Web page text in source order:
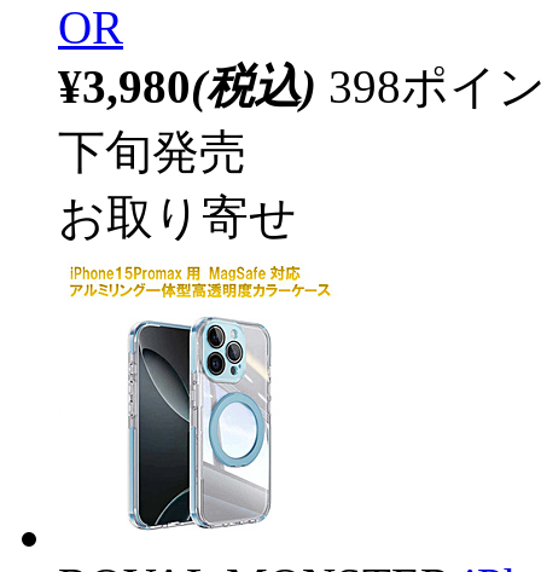
OR
¥3,980(税込) 398ポイ
下旬発売
お取り寄せ